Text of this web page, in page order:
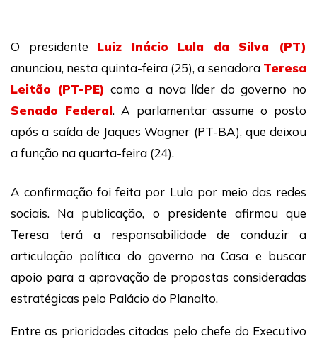
O presidente Luiz Inácio Lula da Silva (PT)
anunciou, nesta quinta-feira (25), a senadora Teresa
Leitão (PT-PE) como a nova líder do governo no
Senado Federal. A parlamentar assume o posto
após a saída de Jaques Wagner (PT-BA), que deixou
a função na quarta-feira (24).
A confirmação foi feita por Lula por meio das redes
sociais. Na publicação, o presidente afirmou que
Teresa terá a responsabilidade de conduzir a
articulação política do governo na Casa e buscar
apoio para a aprovação de propostas consideradas
estratégicas pelo Palácio do Planalto.
Entre as prioridades citadas pelo chefe do Executivo